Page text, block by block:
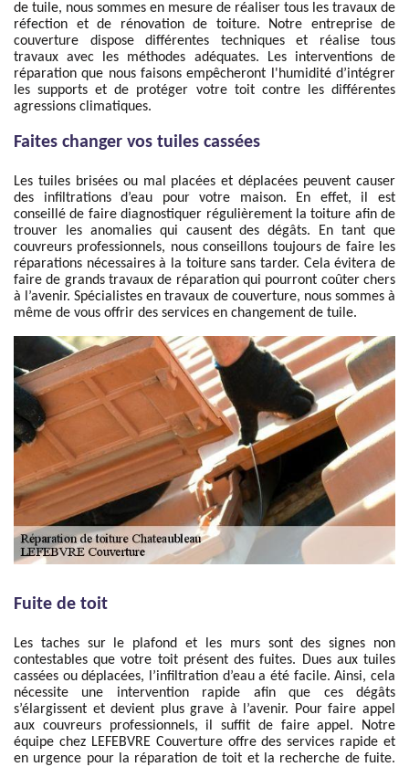
de tuile, nous sommes en mesure de réaliser tous les travaux de
réfection et de rénovation de toiture. Notre entreprise de
couverture dispose différentes techniques et réalise tous
travaux avec les méthodes adéquates. Les interventions de
réparation que nous faisons empêcheront l'humidité d’intégrer
les supports et de protéger votre toit contre les différentes
agressions climatiques.
Faites changer vos tuiles cassées
Les tuiles brisées ou mal placées et déplacées peuvent causer
des infiltrations d’eau pour votre maison. En effet, il est
conseillé de faire diagnostiquer régulièrement la toiture afin de
trouver les anomalies qui causent des dégâts. En tant que
couvreurs professionnels, nous conseillons toujours de faire les
réparations nécessaires à la toiture sans tarder. Cela évitera de
faire de grands travaux de réparation qui pourront coûter chers
à l’avenir. Spécialistes en travaux de couverture, nous sommes à
même de vous offrir des services en changement de tuile.
Fuite de toit
Les taches sur le plafond et les murs sont des signes non
contestables que votre toit présent des fuites. Dues aux tuiles
cassées ou déplacées, l’infiltration d’eau a été facile. Ainsi, cela
nécessite une intervention rapide afin que ces dégâts
s’élargissent et devient plus grave à l’avenir. Pour faire appel
aux couvreurs professionnels, il suffit de faire appel. Notre
équipe chez LEFEBVRE Couverture offre des services rapide et
en urgence pour la réparation de toit et la recherche de fuite.